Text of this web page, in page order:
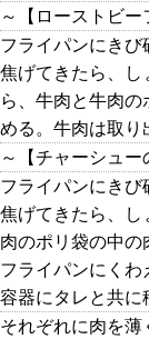
～【ローストビ
フライパンにき
焦げてきたら、し
ら、牛肉と牛肉
める。牛肉は取り
～【チャーシュ
フライパンにき
焦げてきたら、
肉のポリ袋の中
フライパンにく
容器にタレと共に
それぞれに肉を